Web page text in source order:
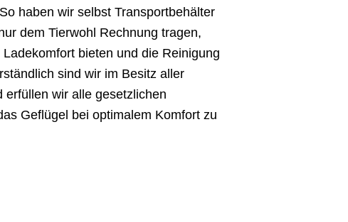
haben wir selbst Transportbehälter
dem Tierwohl Rechnung tragen,
bieten und die Reinigung
sind wir im Besitz aller
erfüllen wir alle gesetzlichen
Geflügel bei optimalem Komfort zu